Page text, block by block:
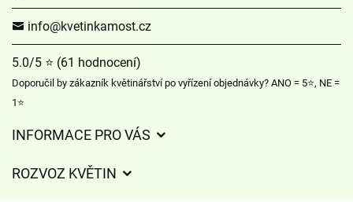
info@kvetinkamost.cz
5.0/5 ⭐ (61 hodnocení)
Doporučil by zákazník květinářství po vyřízení objednávky? ANO = 5⭐, NE =
1⭐
INFORMACE PRO VÁS
ROZVOZ KVĚTIN